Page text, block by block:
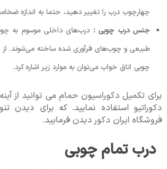
چهارچوب درب را تغییر دهید، حتما به اندازه
جنس درب چوبی : درب‌های داخلی موسوم به
طبیعی و چوب‌های فرآوری شده ساخته می‌شوند.
چوبی اتاق خواب می‌توان به موارد زیر اشاره کرد.
برای تکمیل دکوراسیون حمام می توانید از
دکوراتیو استفاده نمایید. که برای دیدن
فروشگاه ایران دکور دیدن فرمایید.
درب تمام چوبی